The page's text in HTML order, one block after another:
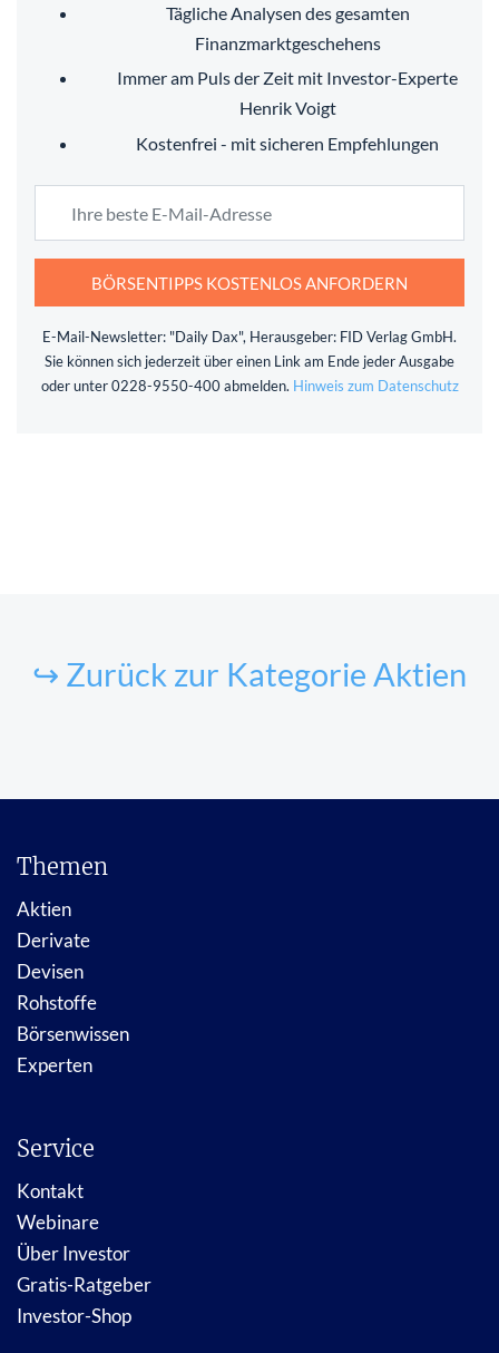
Tägliche Analysen des gesamten
Finanzmarktgeschehens
Immer am Puls der Zeit mit Investor-Experte
Henrik Voigt
Kostenfrei - mit sicheren Empfehlungen
BÖRSENTIPPS KOSTENLOS ANFORDERN
E-Mail-Newsletter: "Daily Dax", Herausgeber: FID Verlag GmbH.
Sie können sich jederzeit über einen Link am Ende jeder Ausgabe
oder unter 0228-9550-400 abmelden. Hinweis zum Datenschutz
↪ Zurück zur Kategorie Aktien
Themen
Aktien
Derivate
Devisen
Rohstoffe
Börsenwissen
Experten
Service
Kontakt
Webinare
Über Investor
Gratis-Ratgeber
Investor-Shop